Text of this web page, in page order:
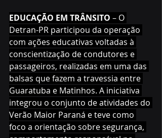
EDUCAÇÃO EM TRÂNSITO – O
Detran-PR participou da operação
com ações educativas voltadas à
conscientização de condutores e
passageiros, realizadas em uma das
balsas que fazem a travessia entre
Guaratuba e Matinhos. A iniciativa
integrou o conjunto de atividades do
Verão Maior Paraná e teve como
foco a orientação sobre segurança,